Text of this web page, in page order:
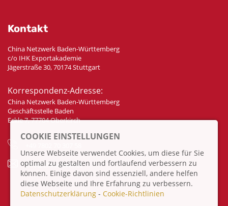
Kontakt
China Netzwerk Baden-Württemberg
c/o IHK Exportakademie
Jägerstraße 30, 70174 Stuttgart
Korrespondenz-Adresse:
China Netzwerk Baden-Württemberg
Geschäftsstelle Baden
Eckle 7, 77704 Oberkirch
info@china-bw.net
COOKIE EINSTELLUNGEN
Unsere Webseite verwendet Cookies, um diese für Sie
optimal zu gestalten und fortlaufend verbessern zu
können. Einige davon sind essenziell, andere helfen
diese Webseite und Ihre Erfahrung zu verbessern.
Datenschutzerklärung - Cookie-Richtlinien